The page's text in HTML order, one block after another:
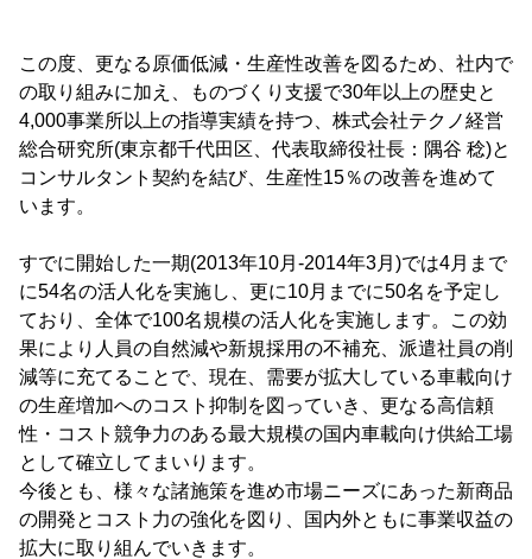
この度、更なる原価低減・生産性改善を図るため、社内で
の取り組みに加え、ものづくり支援で30年以上の歴史と
4,000事業所以上の指導実績を持つ、株式会社テクノ経営
総合研究所(東京都千代田区、代表取締役社長：隅谷 稔)と
コンサルタント契約を結び、生産性15％の改善を進めて
います。
すでに開始した一期(2013年10月-2014年3月)では4月まで
に54名の活人化を実施し、更に10月までに50名を予定し
ており、全体で100名規模の活人化を実施します。この効
果により人員の自然減や新規採用の不補充、派遣社員の削
減等に充てることで、現在、需要が拡大している車載向け
の生産増加へのコスト抑制を図っていき、更なる高信頼
性・コスト競争力のある最大規模の国内車載向け供給工場
として確立してまいります。
今後とも、様々な諸施策を進め市場ニーズにあった新商品
の開発とコスト力の強化を図り、国内外ともに事業収益の
拡大に取り組んでいきます。